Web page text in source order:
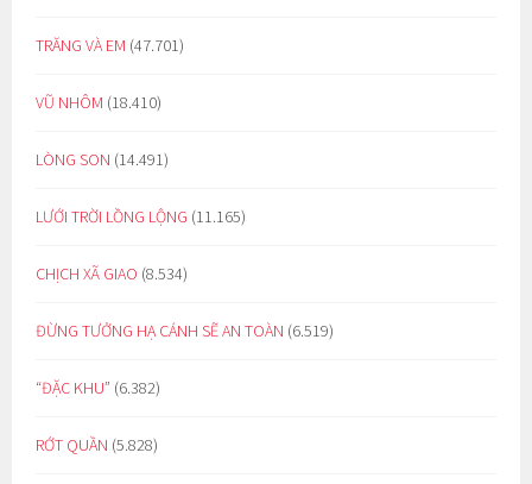
TRĂNG VÀ EM (47.701)
VŨ NHÔM (18.410)
LÒNG SON (14.491)
LƯỚI TRỜI LỒNG LỘNG (11.165)
CHỊCH XÃ GIAO (8.534)
ĐỪNG TƯỞNG HẠ CÁNH SẼ AN TOÀN (6.519)
“ĐẶC KHU” (6.382)
RỚT QUẦN (5.828)